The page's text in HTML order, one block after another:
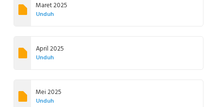
Maret 2025
Unduh
April 2025
Unduh
Mei 2025
Unduh